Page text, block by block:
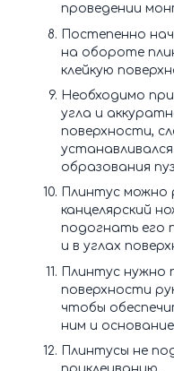
проведении
Постепенно
на обороте
клейкую
Необходимо
угла и
поверхности,
образования
Плинтус можно
канцелярский
подогнать его
и в углах
Плинтус
поверхности
чтобы
ним и
Плинтусы не